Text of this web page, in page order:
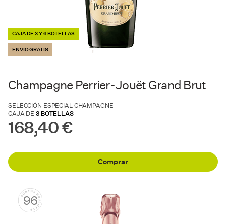
CAJA DE 3 Y 6 BOTELLAS
ENVÍO GRATIS
Champagne Perrier-Jouët Grand Brut
SELECCIÓN ESPECIAL CHAMPAGNE
CAJA DE3 BOTELLAS
168,40 €
Comprar
96